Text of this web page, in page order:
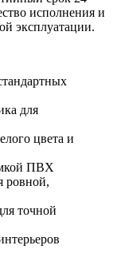
исполнения и
эксплуатации.
для
цвета и
ПВХ
точной